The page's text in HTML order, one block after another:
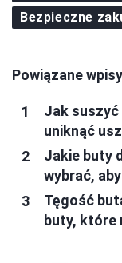
Bezpieczne
Powiązane
Jak suszyć
uniknąć
Jakie buty
wybrać,
Tęgość
buty, które